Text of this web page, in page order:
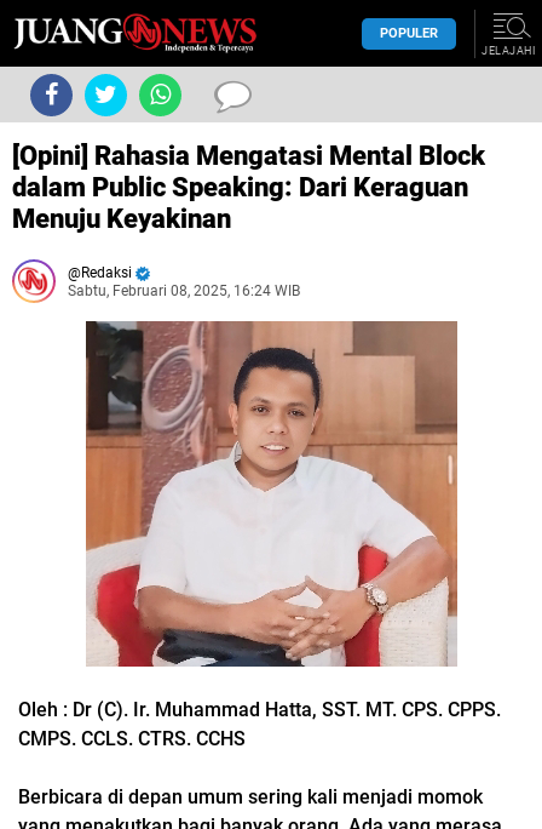
POPULER
JELAJAHI
[Opini] Rahasia Mengatasi Mental Block
dalam Public Speaking: Dari Keraguan
Menuju Keyakinan
Redaksi
Sabtu, Februari 08, 2025, 16:24 WIB
Oleh : Dr (C). Ir. Muhammad Hatta, SST. MT. CPS. CPPS.
CMPS. CCLS. CTRS. CCHS
Berbicara di depan umum sering kali menjadi momok